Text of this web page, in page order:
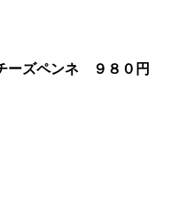
ーズペンネ ９８０ 円